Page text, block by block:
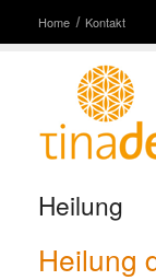
Home Kontakt
Heilung
Heilung